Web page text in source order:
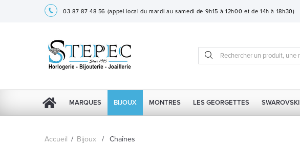
03 87 87 48 56 (appel local du mardi au samedi de 9h15 à 12h00 et de 14h à 18h30)
MARQUES BIJOUX MONTRES LES GEORGETTES SWAROVSKI
Accueil / Bijoux / Chaînes